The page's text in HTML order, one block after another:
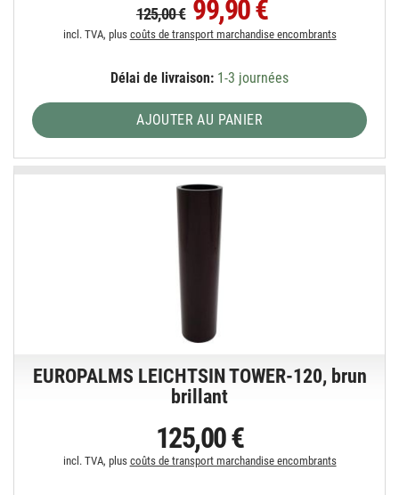
125,00 € 99,90 €
incl. TVA, plus coûts de transport marchandise encombrants
Délai de livraison: 1-3 journées
AJOUTER AU PANIER
EUROPALMS LEICHTSIN TOWER-120, brun
brillant
125,00 €
incl. TVA, plus coûts de transport marchandise encombrants